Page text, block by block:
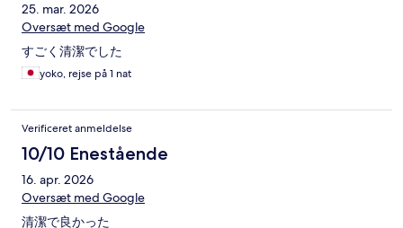
25. mar. 2026
Oversæt med Google
すごく清潔でした
yoko, rejse på 1 nat
Verificeret anmeldelse
10/10 Enestående
16. apr. 2026
Oversæt med Google
清潔で良かった